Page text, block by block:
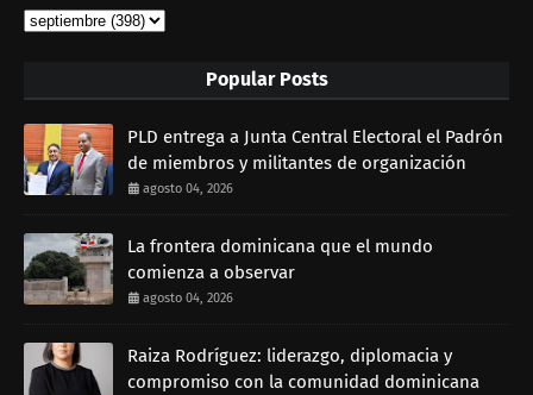
Popular Posts
PLD entrega a Junta Central Electoral el Padrón
de miembros y militantes de organización
agosto 04, 2026
La frontera dominicana que el mundo
comienza a observar
agosto 04, 2026
Raiza Rodríguez: liderazgo, diplomacia y
compromiso con la comunidad dominicana